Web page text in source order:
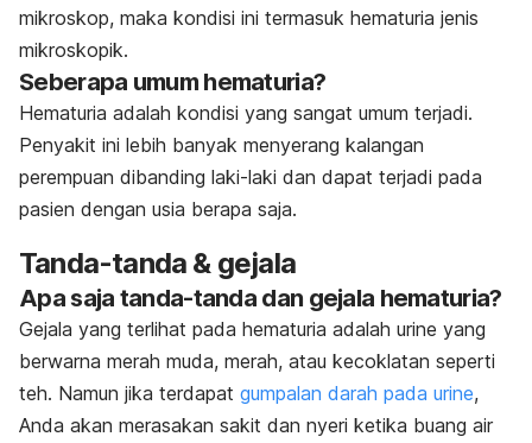
mikroskop, maka kondisi ini termasuk hematuria jenis
mikroskopik.
Seberapa umum hematuria?
Hematuria adalah kondisi yang sangat umum terjadi.
Penyakit ini lebih banyak menyerang kalangan
perempuan dibanding laki-laki dan dapat terjadi pada
pasien dengan usia berapa saja.
Tanda-tanda & gejala
Apa saja tanda-tanda dan gejala hematuria?
Gejala yang terlihat pada hematuria adalah urine yang
berwarna merah muda, merah, atau kecoklatan seperti
teh. Namun jika terdapat gumpalan darah pada urine,
Anda akan merasakan sakit dan nyeri ketika buang air